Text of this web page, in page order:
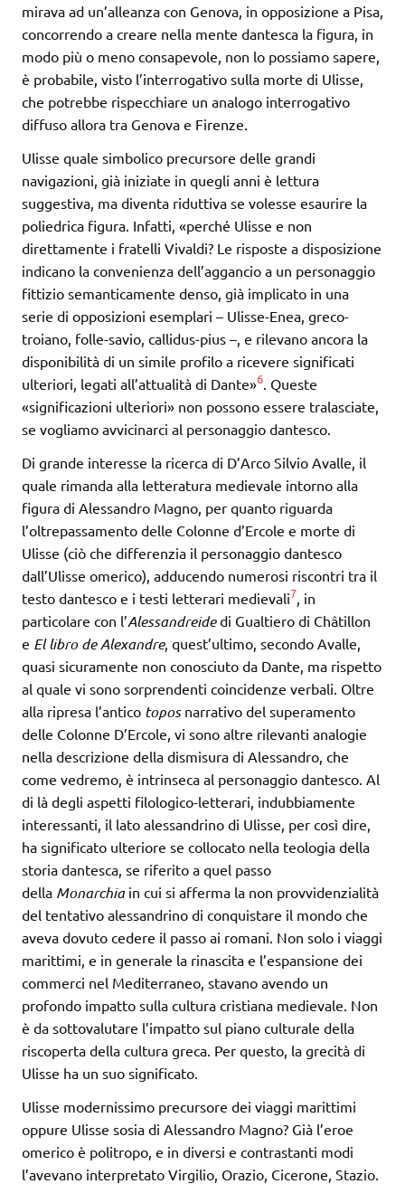
mirava ad un’alleanza con Genova, in opposizione a Pisa,
concorrendo a creare nella mente dantesca la figura, in
modo più o meno consapevole, non lo possiamo sapere,
è probabile, visto l’interrogativo sulla morte di Ulisse,
che potrebbe rispecchiare un analogo interrogativo
diffuso allora tra Genova e Firenze.
Ulisse quale simbolico precursore delle grandi
navigazioni, già iniziate in quegli anni è lettura
suggestiva, ma diventa riduttiva se volesse esaurire la
poliedrica figura. Infatti, «perché Ulisse e non
direttamente i fratelli Vivaldi? Le risposte a disposizione
indicano la convenienza dell’aggancio a un personaggio
fittizio semanticamente denso, già implicato in una
serie di opposizioni esemplari – Ulisse-Enea, greco-
troiano, folle-savio, callidus-pius –, e rilevano ancora la
disponibilità di un simile profilo a ricevere significati
ulteriori, legati all’attualità di Dante»6 . Queste
«significazioni ulteriori» non possono essere tralasciate,
se vogliamo avvicinarci al personaggio dantesco.
Di grande interesse la ricerca di D’Arco Silvio Avalle, il
quale rimanda alla letteratura medievale intorno alla
figura di Alessandro Magno, per quanto riguarda
l’oltrepassamento delle Colonne d’Ercole e morte di
Ulisse (ciò che differenzia il personaggio dantesco
dall’Ulisse omerico), adducendo numerosi riscontri tra il
testo dantesco e i testi letterari medievali7 , in
particolare con l’Alessandreidedi Gualtiero di Châtillon
e El libro de Alexandre, quest’ultimo, secondo Avalle,
quasi sicuramente non conosciuto da Dante, ma rispetto
al quale vi sono sorprendenti coincidenze verbali. Oltre
alla ripresa l’antico toposnarrativo del superamento
delle Colonne D’Ercole, vi sono altre rilevanti analogie
nella descrizione della dismisura di Alessandro, che
come vedremo, è intrinseca al personaggio dantesco. Al
di là degli aspetti filologico-letterari, indubbiamente
interessanti, il lato alessandrino di Ulisse, per così dire,
ha significato ulteriore se collocato nella teologia della
storia dantesca, se riferito a quel passo
della Monarchiain cui si afferma la non provvidenzialità
del tentativo alessandrino di conquistare il mondo che
aveva dovuto cedere il passo ai romani. Non solo i viaggi
marittimi, e in generale la rinascita e l’espansione dei
commerci nel Mediterraneo, stavano avendo un
profondo impatto sulla cultura cristiana medievale. Non
è da sottovalutare l’impatto sul piano culturale della
riscoperta della cultura greca. Per questo, la grecità di
Ulisse ha un suo significato.
Ulisse modernissimo precursore dei viaggi marittimi
oppure Ulisse sosia di Alessandro Magno? Già l’eroe
omerico è politropo, e in diversi e contrastanti modi
l’avevano interpretato Virgilio, Orazio, Cicerone, Stazio.